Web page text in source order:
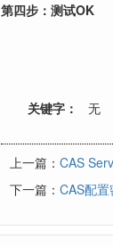
第四步：测试OK
关键字： 无
上一篇： CAS
下一篇： CAS配